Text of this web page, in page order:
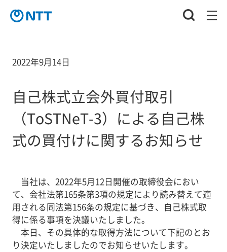
2022年9月14日
自己株式立会外買付取引
（ToSTNeT-3）による自己株
式の買付けに関するお知らせ
当社は、2022年5月12日開催の取締役会におい
て、会社法第165条第3項の規定により読み替えて適
用される同法第156条の規定に基づき、自己株式取
得に係る事項を決議いたしました。
本日、その具体的な取得方法について下記のとお
り決定いたしましたのでお知らせいたします。